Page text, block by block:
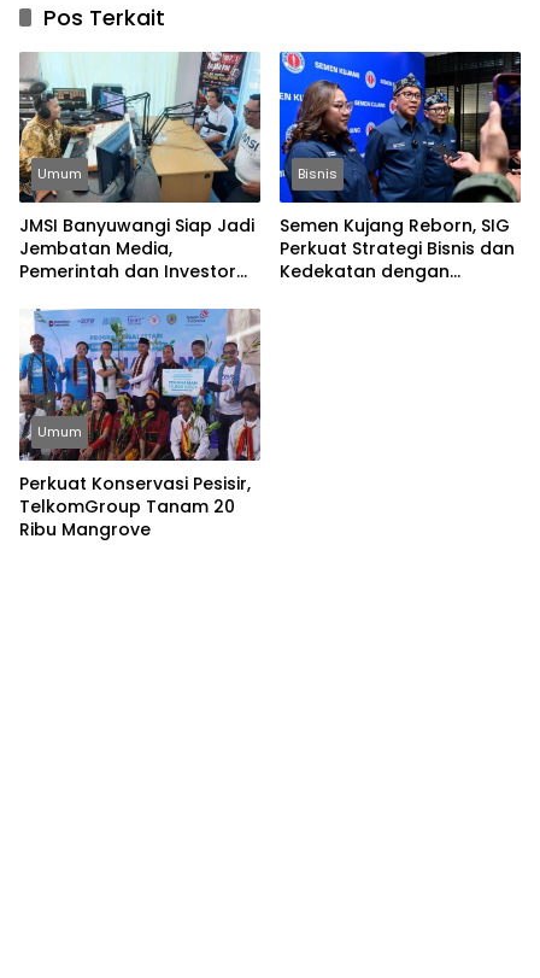
Pos Terkait
Umum
JMSI Banyuwangi Siap Jadi
Jembatan Media,
Pemerintah dan Investor
Bisnis
Semen Kujang Reborn, SIG
Perkuat Strategi Bisnis dan
Kedekatan dengan
Umum
Perkuat Konservasi Pesisir,
TelkomGroup Tanam 20
Ribu Mangrove